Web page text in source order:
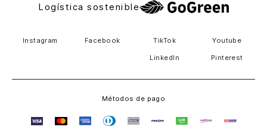
Logística sostenible
Instagram Facebook TikTok Youtube
LinkedIn Pinterest
Métodos de pago